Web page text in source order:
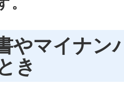
やマイナン
き